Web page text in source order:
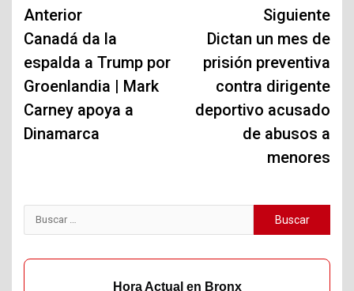
Navegación
de
entradas
Anterior
Canadá da la
espalda a Trump por
Groenlandia | Mark
Carney apoya a
Dinamarca
Siguiente
Dictan un mes de
prisión preventiva
contra dirigente
deportivo acusado
de abusos a
menores
Buscar:
Hora Actual en Bronx